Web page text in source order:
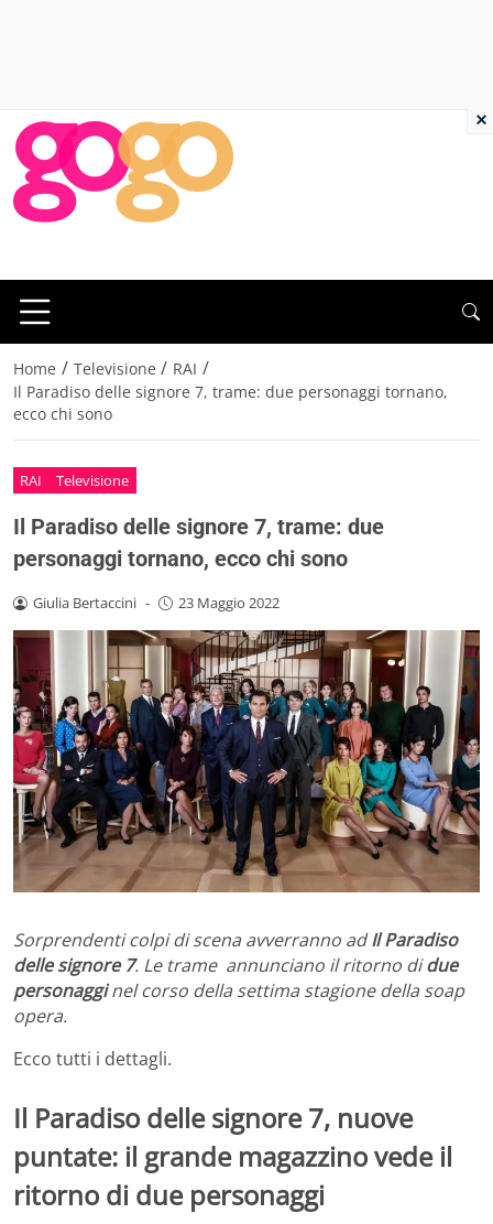
Home / Televisione / RAI /
Il Paradiso delle signore 7, trame: due personaggi tornano,
ecco chi sono
RAI Televisione
Il Paradiso delle signore 7, trame: due
personaggi tornano, ecco chi sono
Giulia Bertaccini - 23 Maggio 2022
Sorprendenti colpi di scena avverranno adIl Paradiso
delle signore 7. Le trame annunciano il ritorno didue
personagginel corso della settima stagione della soap
opera.
Ecco tutti i dettagli.
Il Paradiso delle signore 7, nuove
puntate: il grande magazzino vede il
ritorno di due personaggi
×